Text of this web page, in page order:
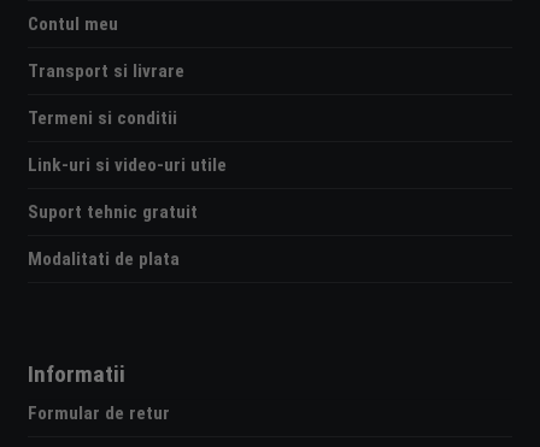
Contul meu
Transport si livrare
Termeni si conditii
Link-uri si video-uri utile
Suport tehnic gratuit
Modalitati de plata
Informatii
Formular de retur